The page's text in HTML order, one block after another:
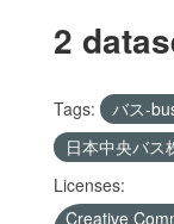
2
Tags: バス-
日本中央バ
Licenses:
Creative